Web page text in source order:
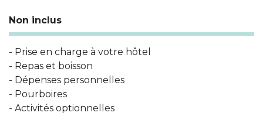
Non inclus
- Prise en charge à votre hôtel
- Repas et boisson
- Dépenses personnelles
- Pourboires
- Activités optionnelles